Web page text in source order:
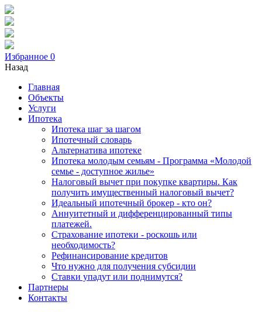
Избранное 0
Назад
Главная
Объекты
Услуги
Ипотека
Ипотека шаг за шагом
Ипотечный словарь
Альтернатива ипотеке
Ипотека молодым семьям - Программа «Молодой
семье - доступное жилье»
Налоговый вычет при покупке квартиры. Как
получить имущественный налоговый вычет?
Идеальный ипотечный брокер - кто он?
Аннуитетный и дифференцированный типы
платежей.
Страхование ипотеки - роскошь или
необходимость?
Рефинансирование кредитов
Что нужно для получения субсидии
Ставки упадут или поднимутся?
Партнеры
Контакты